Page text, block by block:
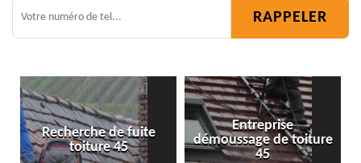
Entreprise
démoussage de toiture
45
Isolation toiture 45